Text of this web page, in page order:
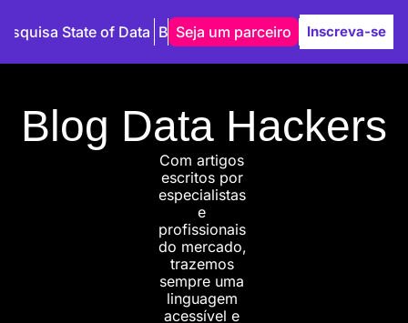
State of Data Blog Autores
Seja um parceiro Inscreva-se
Blog Data Hackers
Com artigos
escritos por
especialistas
e
profissionais
do mercado,
trazemos
sempre uma
linguagem
acessível e